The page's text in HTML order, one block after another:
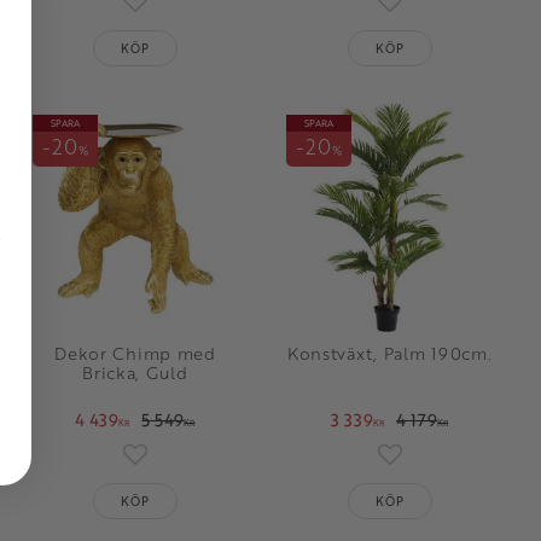
KÖP
Lägg till i
KÖP
Dekor Chimp med
Bricka, Guld
4 439KR 5 549KR
SPARA
20%
KÖP
Konstväxt, Palm 190cm.
3 339KR 4 179KR
SPARA
20%
Lägg till i
KÖP